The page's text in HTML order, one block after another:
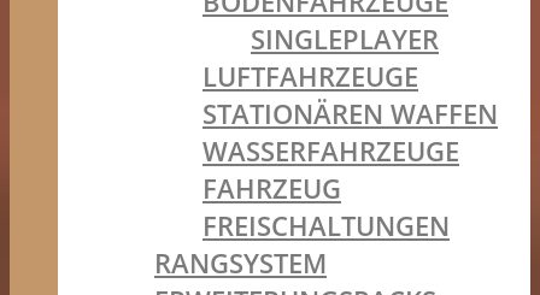
SINGLEPLAYER
LUFTFAHRZEUGE
STATIONÄREN WAFFEN
WASSERFAHRZEUGE
FAHRZEUG
FREISCHALTUNGEN
RANGSYSTEM